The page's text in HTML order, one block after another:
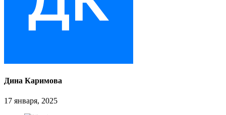
Дина Каримова
17 января, 2025